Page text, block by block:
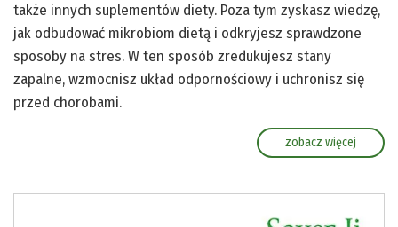
także innych suplementów diety. Poza tym zyskasz wiedzę,
jak odbudować mikrobiom dietą i odkryjesz sprawdzone
sposoby na stres. W ten sposób zredukujesz stany
zapalne, wzmocnisz układ odpornościowy i uchronisz się
przed chorobami.
zobacz więcej